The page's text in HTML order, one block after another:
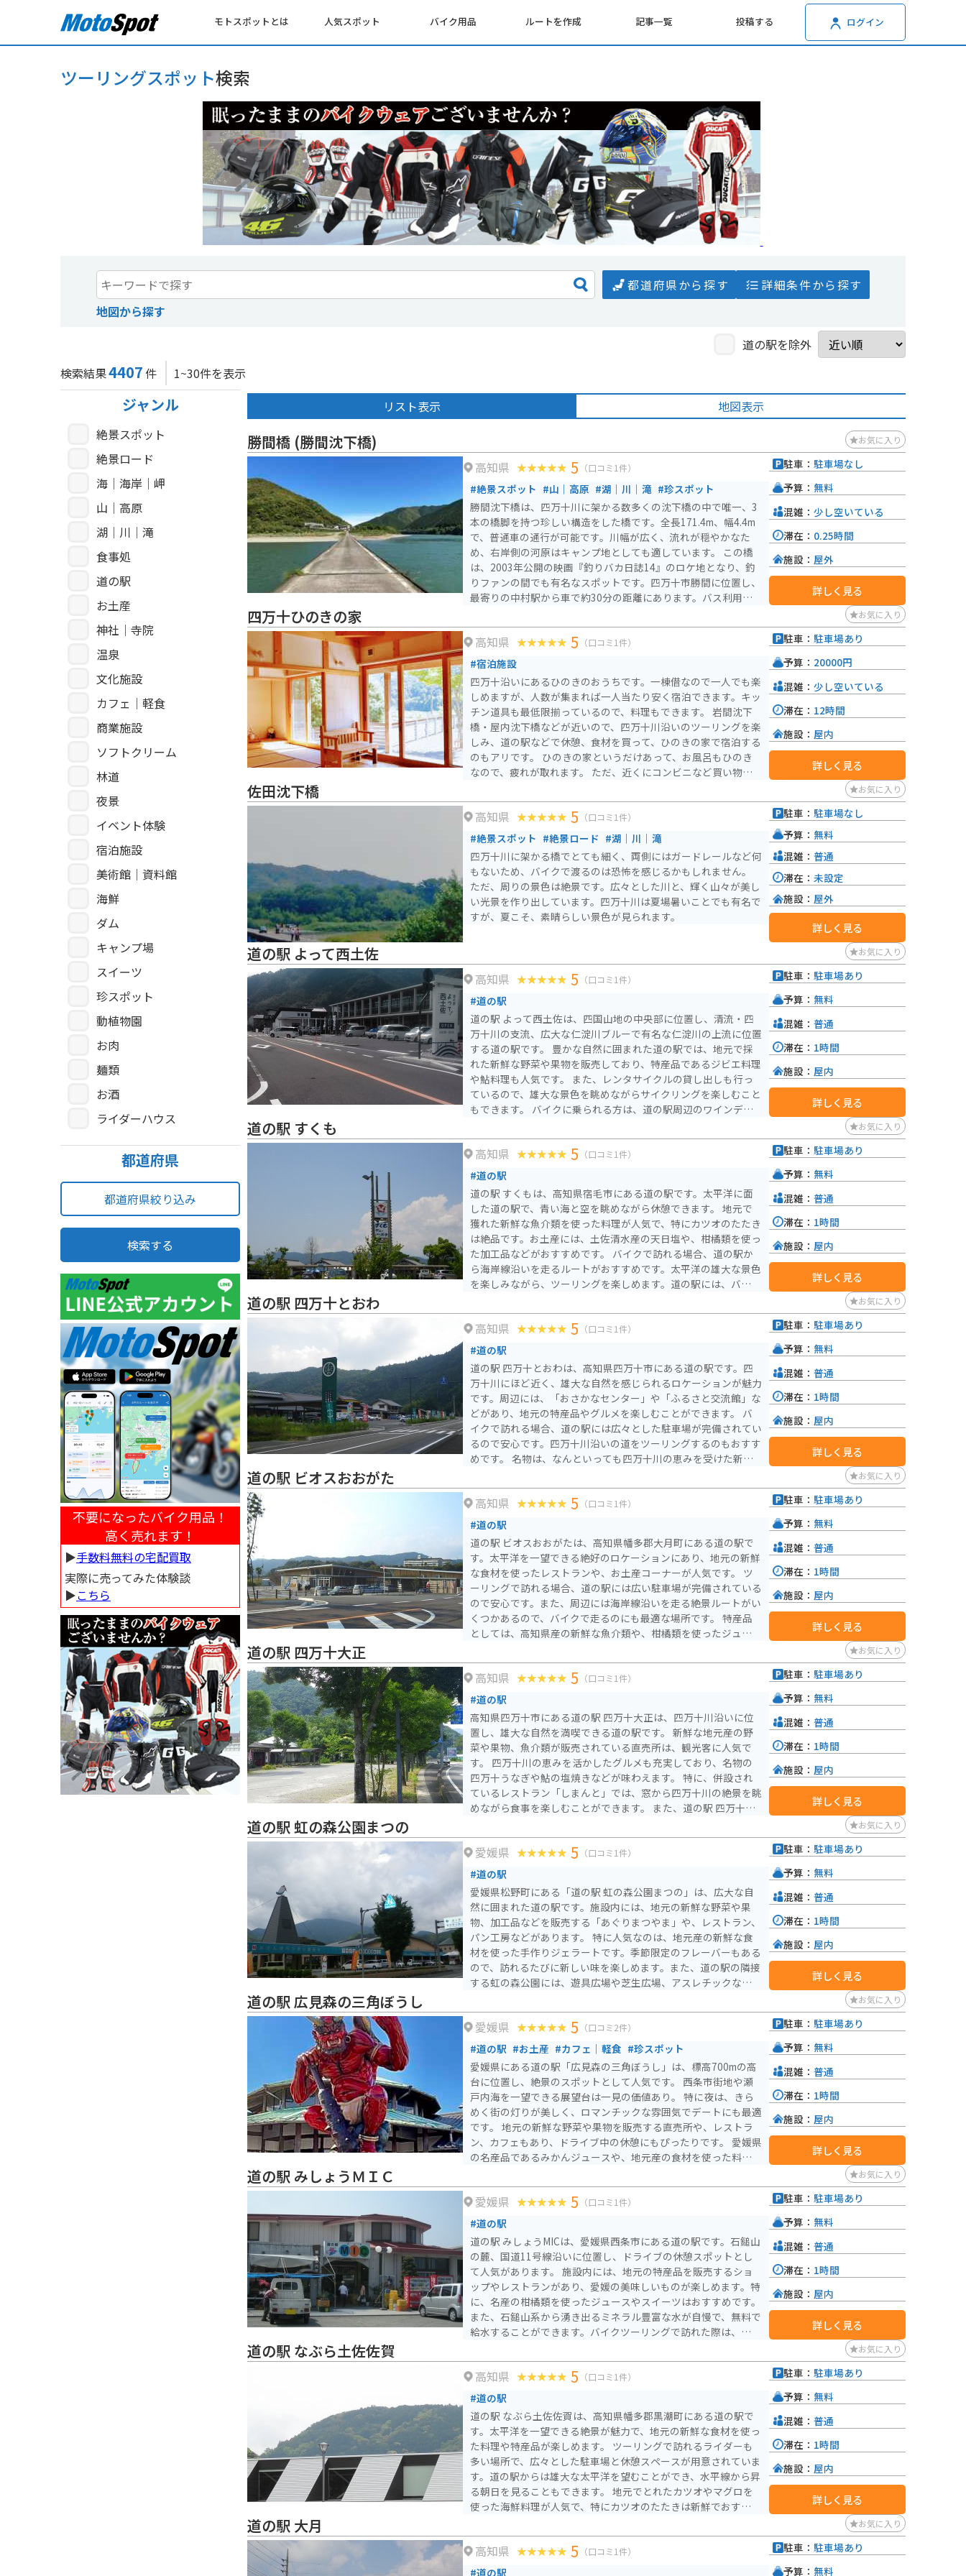
モトスポットとは 人気スポット バイク用品 ルートを作成 記事一覧 投稿する ログイン
ツーリングスポット検索
都道府県から探す
詳細条件から探す
地図から探す
道の駅を除外
検索結果4407件 1~30件を表示
ジャンル
絶景スポット
絶景ロード
海｜海岸｜岬
山｜高原
湖｜川｜滝
食事処
道の駅
お土産
神社｜寺院
温泉
文化施設
カフェ｜軽食
商業施設
ソフトクリーム
林道
夜景
イベント体験
宿泊施設
美術館｜資料館
海鮮
ダム
キャンプ場
スイーツ
珍スポット
動植物園
お肉
麺類
お酒
ライダーハウス
都道府県
都道府県絞り込み
検索する
不要になったバイク用品！
高く売れます！
▶︎手数料無料の宅配買取
実際に売ってみた体験談
▶︎こちら
リスト表示 地図表示
勝間橋 (勝間沈下橋) お気に入り
高知県 5 （口コミ1件）
#絶景スポット #山｜高原 #湖｜川｜滝 #珍スポット
勝間沈下橋は、四万十川に架かる数多くの沈下橋の中で唯一、3
本の橋脚を持つ珍しい構造をした橋です。全長171.4m、幅4.4m
で、普通車の通行が可能です。川幅が広く、流れが穏やかなた
め、右岸側の河原はキャンプ地としても適しています。 この橋
は、2003年公開の映画『釣りバカ日誌14』のロケ地となり、釣
りファンの間でも有名なスポットです。四万十市勝間に位置し、
最寄りの中村駅から車で約30分の距離にあります。バス利用の
セスできます。 四万十川沿いには、増水時に川に沈むよう設計
された沈下橋が点在し、川と橋、そして周囲の山々が織りなす景
観は四万十川を象徴する風景のひとつとして知られています。昭
和34年に建設された勝間沈下橋は、その特徴的な構造と美しい
風景がとても魅力的です。
駐車： 駐車場なし
予算： 無料
混雑： 少し空いている
滞在： 0.25時間
施設： 屋外
詳しく見る
四万十ひのきの家 お気に入り
高知県 5 （口コミ1件）
#宿泊施設
四万十沿いにあるひのきのおうちです。一棟借なので一人でも楽
しめますが、人数が集まれば一人当たり安く宿泊できます。キッ
チン道具も最低限揃っているので、料理もできます。 岩間沈下
橋・屋内沈下橋などが近いので、四万十川沿いのツーリングを楽
しみ、道の駅などで休憩、食材を買って、ひのきの家で宿泊する
のもアリです。 ひのきの家というだけあって、お風呂もひのき
なので、疲れが取れます。 ただ、近くにコンビニなど買い物で
ススメします。GWやお盆は予約がすぐ埋まるので、前もってチ
ェックするか、閑散期が狙い目です。
駐車： 駐車場あり
予算： 20000円
混雑： 少し空いている
滞在： 12時間
施設： 屋内
詳しく見る
佐田沈下橋 お気に入り
高知県 5 （口コミ1件）
#絶景スポット #絶景ロード #湖｜川｜滝
四万十川に架かる橋でとても細く、両側にはガードレールなど何
もないため、バイクで渡るのは恐怖を感じるかもしれません。
ただ、周りの景色は絶景です。広々とした川と、輝く山々が美し
い光景を作り出しています。四万十川は夏場暑いことでも有名で
すが、夏こそ、素晴らしい景色が見られます。
駐車： 駐車場なし
予算： 無料
混雑： 普通
滞在： 未設定
施設： 屋外
詳しく見る
道の駅 よって西土佐 お気に入り
高知県 5 （口コミ1件）
#道の駅
道の駅 よって西土佐は、四国山地の中央部に位置し、清流・四
万十川の支流、広大な仁淀川ブルーで有名な仁淀川の上流に位置
する道の駅です。 豊かな自然に囲まれた道の駅では、地元で採
れた新鮮な野菜や果物を販売しており、特産品であるジビエ料理
や鮎料理も人気です。 また、レンタサイクルの貸し出しも行っ
ているので、雄大な景色を眺めながらサイクリングを楽しむこと
もできます。 バイクに乗られる方は、道の駅周辺のワインディ
知られており、ライダーのチャレンジ精神をくすぐるルートとな
っています。 ただし、道幅が狭くカーブも多いので、走行には
十分注意してください。
駐車： 駐車場あり
予算： 無料
混雑： 普通
滞在： 1時間
施設： 屋内
詳しく見る
道の駅 すくも お気に入り
高知県 5 （口コミ1件）
#道の駅
道の駅 すくもは、高知県宿毛市にある道の駅です。太平洋に面
した道の駅で、青い海と空を眺めながら休憩できます。 地元で
獲れた新鮮な魚介類を使った料理が人気で、特にカツオのたたき
は絶品です。お土産には、土佐清水産の天日塩や、柑橘類を使っ
た加工品などがおすすめです。 バイクで訪れる場合、道の駅か
ら海岸線沿いを走るルートがおすすめです。太平洋の雄大な景色
を楽しみながら、ツーリングを楽しめます。道の駅には、バイク
駐車： 駐車場あり
予算： 無料
混雑： 普通
滞在： 1時間
施設： 屋内
詳しく見る
道の駅 四万十とおわ お気に入り
高知県 5 （口コミ1件）
#道の駅
道の駅 四万十とおわは、高知県四万十市にある道の駅です。四
万十川にほど近く、雄大な自然を感じられるロケーションが魅力
です。周辺には、「おさかなセンター」や「ふるさと交流館」な
どがあり、地元の特産品やグルメを楽しむことができます。 バ
イクで訪れる場合、道の駅には広々とした駐車場が完備されてい
るので安心です。四万十川沿いの道をツーリングするのもおすす
めです。 名物は、なんといっても四万十川の恵みを受けた新鮮
や白焼きなどで味わえます。また、地元でとれた新鮮な野菜や果
物も販売されているので、お土産にぴったりです。
駐車： 駐車場あり
予算： 無料
混雑： 普通
滞在： 1時間
施設： 屋内
詳しく見る
道の駅 ビオスおおがた お気に入り
高知県 5 （口コミ1件）
#道の駅
道の駅 ビオスおおがたは、高知県幡多郡大月町にある道の駅で
す。太平洋を一望できる絶好のロケーションにあり、地元の新鮮
な食材を使ったレストランや、お土産コーナーが人気です。 ツ
ーリングで訪れる場合、道の駅には広い駐車場が完備されている
ので安心です。また、周辺には海岸線沿いを走る絶景ルートがい
くつかあるので、バイクで走るのにも最適な場所です。 特産品
としては、高知県産の新鮮な魚介類や、柑橘類を使ったジュース
飲食店でも味わうことができます。
駐車： 駐車場あり
予算： 無料
混雑： 普通
滞在： 1時間
施設： 屋内
詳しく見る
道の駅 四万十大正 お気に入り
高知県 5 （口コミ1件）
#道の駅
高知県四万十市にある道の駅 四万十大正は、四万十川沿いに位
置し、雄大な自然を満喫できる道の駅です。 新鮮な地元産の野
菜や果物、魚介類が販売されている直売所は、観光客に人気で
す。 四万十川の恵みを活かしたグルメも充実しており、名物の
四万十うなぎや鮎の塩焼きなどが味わえます。 特に、併設され
ているレストラン「しまんと」では、窓から四万十川の絶景を眺
めながら食事を楽しむことができます。 また、道の駅 四万十大
す。 広々とした駐車場があり、バイクラックも完備されている
ので、安心してバイクを停めることができます。 四万十川沿い
の道をバイクで走れば、風を感じながら雄大な自然を満喫できま
す。 道の駅 四万十大正を訪れた際には、周辺の観光スポットに
も足を運んでみてはいかがでしょうか。 四万十川では、カヌー
やSUPなどのアクティビティを楽しむことができます。 また、
沈下橋として有名な「佐田沈下橋」や「岩間沈下橋」も、道の駅
四万十大正から車で約10分の距離にあります。
駐車： 駐車場あり
予算： 無料
混雑： 普通
滞在： 1時間
施設： 屋内
詳しく見る
道の駅 虹の森公園まつの お気に入り
愛媛県 5 （口コミ1件）
#道の駅
愛媛県松野町にある「道の駅 虹の森公園まつの」は、広大な自
然に囲まれた道の駅です。施設内には、地元の新鮮な野菜や果
物、加工品などを販売する「あぐりまつやま」や、レストラン、
パン工房などがあります。 特に人気なのは、地元産の新鮮な食
材を使った手作りジェラートです。季節限定のフレーバーもある
ので、訪れるたびに新しい味を楽しめます。また、道の駅の隣接
する虹の森公園には、遊具広場や芝生広場、アスレチックなどが
道の駅には広い駐車場が完備されているので安心です。周辺に
は、四国カルストや滑床渓谷などの景勝地が点在しており、ツー
リングの拠点としても最適です。愛媛県ならではの美しい自然
と、美味しいグルメを満喫できる道の駅です。
駐車： 駐車場あり
予算： 無料
混雑： 普通
滞在： 1時間
施設： 屋内
詳しく見る
道の駅 広見森の三角ぼうし お気に入り
愛媛県 5 （口コミ2件）
#道の駅 #お土産 #カフェ｜軽食 #珍スポット
愛媛県にある道の駅「広見森の三角ぼうし」は、標高700mの高
台に位置し、絶景のスポットとして人気です。 西条市街地や瀬
戸内海を一望できる展望台は一見の価値あり。 特に夜は、きら
めく街の灯りが美しく、ロマンチックな雰囲気でデートにも最適
です。 地元の新鮮な野菜や果物を販売する直売所や、レストラ
ン、カフェもあり、ドライブ中の休憩にもぴったりです。 愛媛県
の名産品であるみかんジュースや、地元産の食材を使った料理も
のでツーリングの休憩スポットにおすすめです。 ただし、山の
上なので、天候の変化に注意し、防寒対策も忘れずに行きましょ
う。 周辺には、四国八十八ヶ所霊場のひとつである「横峰寺」
や、美しい渓谷美で知られる「滑床渓谷」など、観光スポットも
点在しているので、合わせて訪れてみるのもおすすめです。
駐車： 駐車場あり
予算： 無料
混雑： 普通
滞在： 1時間
施設： 屋内
詳しく見る
道の駅 みしょうＭＩＣ お気に入り
愛媛県 5 （口コミ1件）
#道の駅
道の駅 みしょうMICは、愛媛県西条市にある道の駅です。石鎚山
の麓、国道11号線沿いに位置し、ドライブの休憩スポットとし
て人気があります。 施設内には、地元の特産品を販売するショ
ップやレストランがあり、愛媛の美味しいものが楽しめます。特
に、名産の柑橘類を使ったジュースやスイーツはおすすめです。
また、石鎚山系から湧き出るミネラル豊富な水が自慢で、無料で
給水することができます。バイクツーリングで訪れた際は、水分
美しい渓谷美で知られる面河渓など、観光スポットも点在してい
ます。自然豊かな環境で、リフレッシュできること間違いなしで
す。
駐車： 駐車場あり
予算： 無料
混雑： 普通
滞在： 1時間
施設： 屋内
詳しく見る
道の駅 なぶら土佐佐賀 お気に入り
高知県 5 （口コミ1件）
#道の駅
道の駅 なぶら土佐佐賀は、高知県幡多郡黒潮町にある道の駅で
す。太平洋を一望できる絶景が魅力で、地元の新鮮な食材を使っ
た料理や特産品が楽しめます。 ツーリングで訪れるライダーも
多い場所で、広々とした駐車場と休憩スペースが用意されていま
す。道の駅からは雄大な太平洋を望むことができ、水平線から昇
る朝日を見ることもできます。 地元でとれたカツオやマグロを
使った海鮮料理が人気で、特にカツオのたたきは新鮮でおすすめ
の販売も行なっており、お土産探しにも最適です。 周辺には、
海水浴場やキャンプ場などもあり、自然豊かな環境でレジャーを
楽しむことができます。
駐車： 駐車場あり
予算： 無料
混雑： 普通
滞在： 1時間
施設： 屋内
詳しく見る
道の駅 大月 お気に入り
高知県 5 （口コミ1件）
#道の駅
駐車： 駐車場あり
予算： 無料